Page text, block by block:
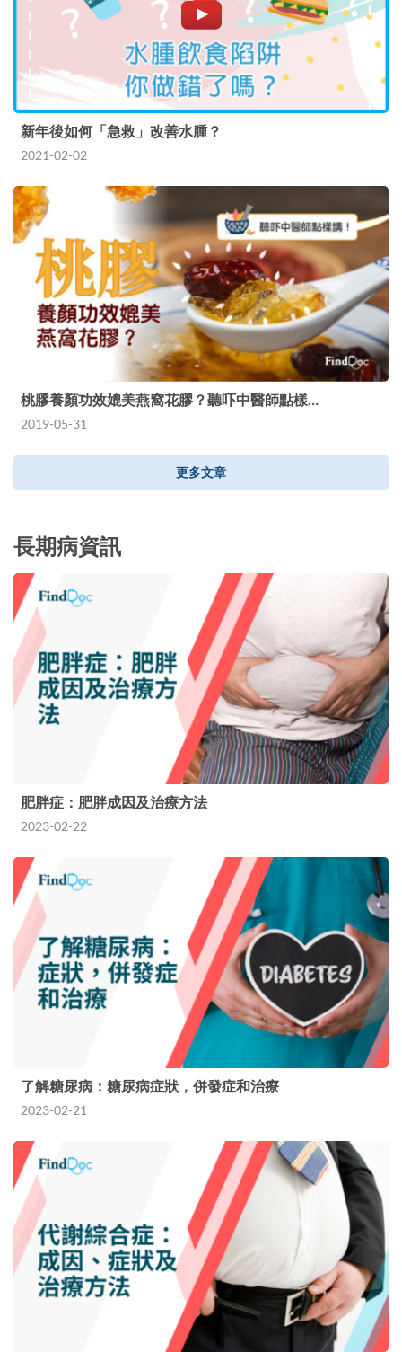
新年後如何「急救」改善水腫？
2021-02-02
桃膠養顏功效媲美燕窩花膠？聽吓中醫師點樣…
2019-05-31
更多文章
長期病資訊
肥胖症：肥胖成因及治療方法
2023-02-22
了解糖尿病：糖尿病症狀，併發症和治療
2023-02-21